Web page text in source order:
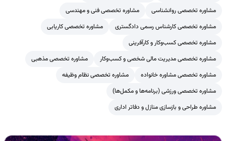
مشاوره تخصصی روانشناسی
مشاوره تخصصی فنی و مهندسی
مشاوره تخصصی کارشناس رسمی دادگستری
مشاوره تخصصی کاریابی
مشاوره تخصصی کسب‌وکار و کارآفرینی
مشاوره تخصصی مدیریت مالی شخصی و کسب‌وکار
مشاوره تخصصی مذهبی
مشاوره تخصصی مشاوره خانواده
مشاوره تخصصی نظام وظیفه
مشاوره تخصصی ورزشی (برنامه‌ها و مکمل‌ها)
مشاوره طراحی و بازسازی منازل و دفاتر اداری